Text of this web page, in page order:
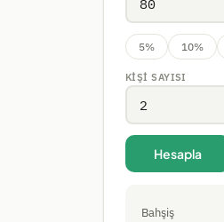
5% 10%
KIŞI SAYISI
Hesapla
Bahşiş